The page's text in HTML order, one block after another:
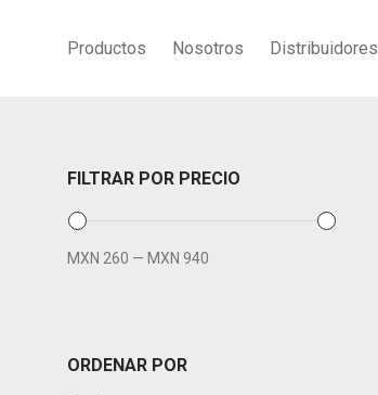
Productos Nosotros Distribuidores
FILTRAR POR PRECIO
MXN 260 — MXN 940
ORDENAR POR